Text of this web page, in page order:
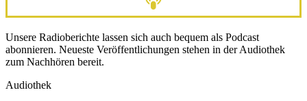
Unsere Radioberichte lassen sich auch bequem als Podcast
abonnieren. Neueste Veröffentlichungen stehen in der Audiothek
zum Nachhören bereit.
Audiothek